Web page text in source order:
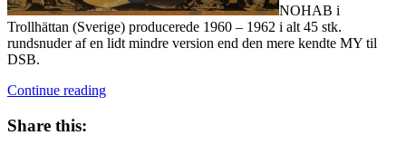
NOHAB i
Trollhättan (Sverige) producerede 1960 – 1962 i alt 45 stk.
rundsnuder af en lidt mindre version end den mere kendte MY til
DSB.
Continue readingNOHAB
Share this: